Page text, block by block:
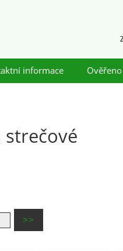
informace